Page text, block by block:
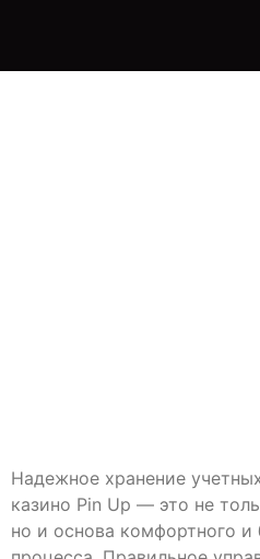
Надежное хранение
казино Pin Up — это не
но и основа комфортного и